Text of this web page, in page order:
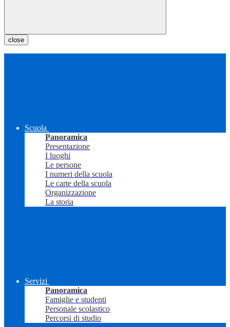
close
Scuola
Panoramica
Presentazione
I luoghi
Le persone
I numeri della scuola
Le carte della scuola
Organizzazione
La storia
Servizi
Panoramica
Famiglie e studenti
Personale scolastico
Percorsi di studio